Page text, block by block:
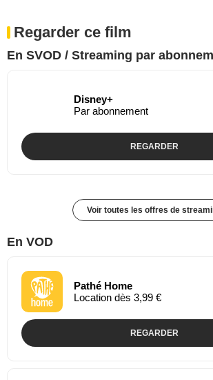
Regarder ce film
En SVOD / Streaming par
Disney+
Par abonnement
REGARDER
Voir toutes les offres de
En VOD
Pathé Home
Location dès 3,99 €
REGARDER